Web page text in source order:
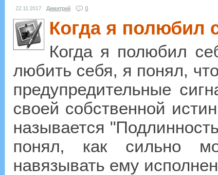
22.11.2017 Димитрий 0
Когда я полюбил
Когда я полюбил
любить себя, я понял,
предупредительные
своей собственной
называется
понял, как сильно
навязывать ему